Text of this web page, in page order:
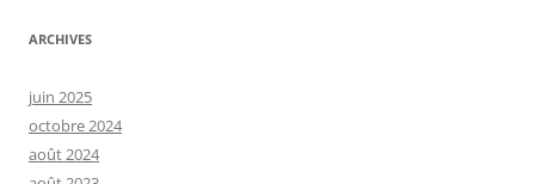
ARCHIVES
juin 2025
octobre 2024
août 2024